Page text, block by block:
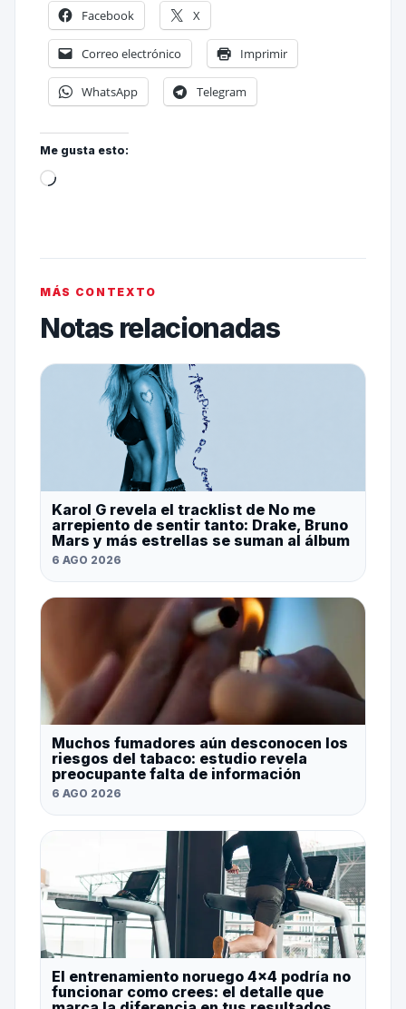
Facebook X
Correo electrónico Imprimir
WhatsApp Telegram
Me gusta esto:
MÁS CONTEXTO
Notas relacionadas
Karol G revela el tracklist de No me
arrepiento de sentir tanto: Drake, Bruno
Mars y más estrellas se suman al álbum
6 AGO 2026
Muchos fumadores aún desconocen los
riesgos del tabaco: estudio revela
preocupante falta de información
6 AGO 2026
El entrenamiento noruego 4×4 podría no
funcionar como crees: el detalle que